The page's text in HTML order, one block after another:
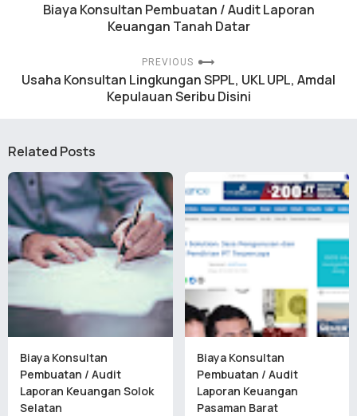
Biaya Konsultan Pembuatan / Audit Laporan
Keuangan Tanah Datar
PREVIOUS
Usaha Konsultan Lingkungan SPPL, UKL UPL, Amdal
Kepulauan Seribu Disini
Related Posts
Biaya Konsultan
Pembuatan / Audit
Laporan Keuangan Solok
Selatan
Biaya Konsultan
Pembuatan / Audit
Laporan Keuangan
Pasaman Barat